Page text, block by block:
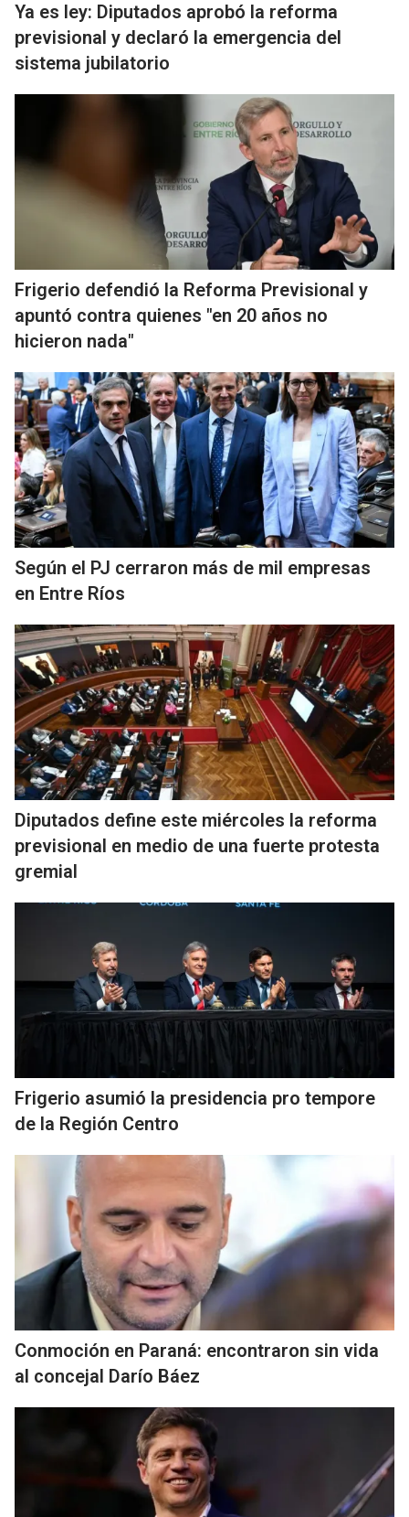
Ya es ley: Diputados aprobó la reforma
previsional y declaró la emergencia del
sistema jubilatorio
Frigerio defendió la Reforma Previsional y
apuntó contra quienes "en 20 años no
hicieron nada"
Según el PJ cerraron más de mil empresas
en Entre Ríos
Diputados define este miércoles la reforma
previsional en medio de una fuerte protesta
gremial
Frigerio asumió la presidencia pro tempore
de la Región Centro
Conmoción en Paraná: encontraron sin vida
al concejal Darío Báez